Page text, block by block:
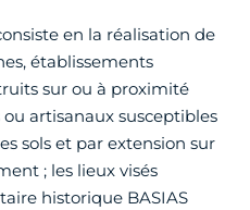
en la réalisation de
établissements
sur ou à proximité
artisanaux susceptibles
sols et par extension sur
; les lieux visés
historique BASIAS